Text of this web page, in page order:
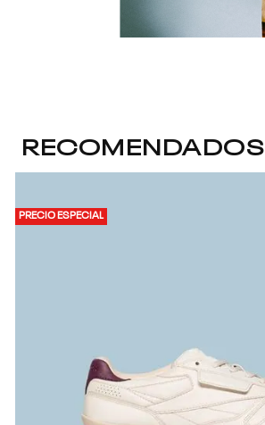
RECOMENDADOS
PRECIO ESPECIAL